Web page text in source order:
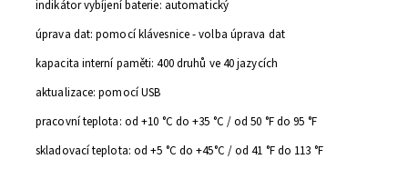
indikátor vybíjení baterie: automatický
úprava dat: pomocí klávesnice - volba úprava dat
kapacita interní paměti: 400 druhů ve 40 jazycích
aktualizace: pomocí USB
pracovní teplota: od +10 °C do +35 °C / od 50 °F do 95 °F
skladovací teplota: od +5 °C do +45°C / od 41 °F do 113 °F